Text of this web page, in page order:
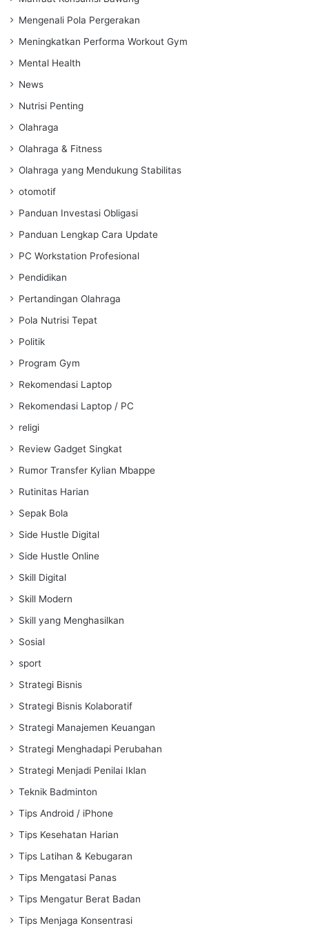
Mengenali Pola Pergerakan
Meningkatkan Performa Workout Gym
Mental Health
News
Nutrisi Penting
Olahraga
Olahraga & Fitness
Olahraga yang Mendukung Stabilitas
otomotif
Panduan Investasi Obligasi
Panduan Lengkap Cara Update
PC Workstation Profesional
Pendidikan
Pertandingan Olahraga
Pola Nutrisi Tepat
Politik
Program Gym
Rekomendasi Laptop
Rekomendasi Laptop / PC
religi
Review Gadget Singkat
Rumor Transfer Kylian Mbappe
Rutinitas Harian
Sepak Bola
Side Hustle Digital
Side Hustle Online
Skill Digital
Skill Modern
Skill yang Menghasilkan
Sosial
sport
Strategi Bisnis
Strategi Bisnis Kolaboratif
Strategi Manajemen Keuangan
Strategi Menghadapi Perubahan
Strategi Menjadi Penilai Iklan
Teknik Badminton
Tips Android / iPhone
Tips Kesehatan Harian
Tips Latihan & Kebugaran
Tips Mengatasi Panas
Tips Mengatur Berat Badan
Tips Menjaga Konsentrasi